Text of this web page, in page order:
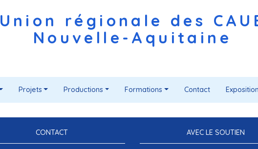
Union régionale des
Nouvelle-Aquitaine
Projets Productions Formations Contact
CONTACT AVEC LE SOUTIEN